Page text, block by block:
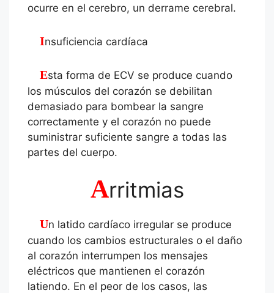
ocurre en el cerebro, un derrame cerebral.
Insuficiencia cardíaca
Esta forma de ECV se produce cuando
los músculos del corazón se debilitan
demasiado para bombear la sangre
correctamente y el corazón no puede
suministrar suficiente sangre a todas las
partes del cuerpo.
Arritmias
Un latido cardíaco irregular se produce
cuando los cambios estructurales o el daño
al corazón interrumpen los mensajes
eléctricos que mantienen el corazón
latiendo. En el peor de los casos, las